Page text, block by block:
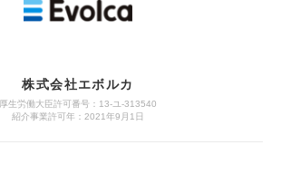
株式会社エボルカ
厚生労働大臣許可番号：13‐ユ‐313540
紹介事業許可年：2021年9月1日